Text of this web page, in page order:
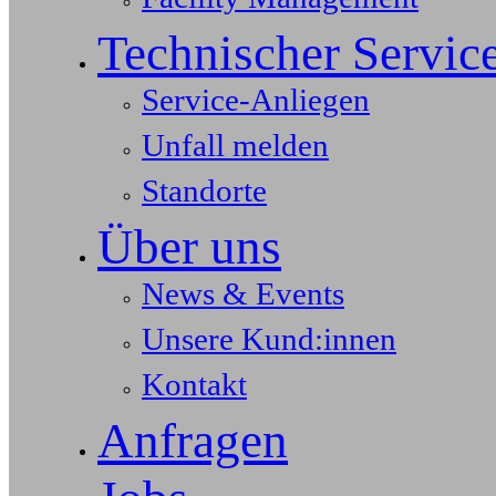
Technischer
Service-Anliegen
Unfall melden
Standorte
Über uns
News & Events
Unsere Kund:innen
Kontakt
Anfragen